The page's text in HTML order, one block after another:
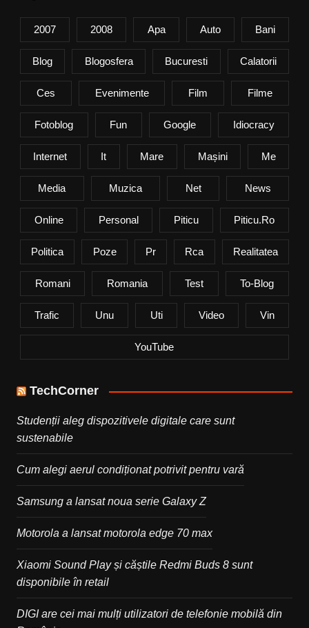
2007 2008 Apa Auto Bani
Blog Blogosfera Bucuresti Calatorii
Ces Evenimente Film Filme
Fotoblog Fun Google Idiocracy
Internet It Mare Mașini Me
Media Muzica Net News
Online Personal Piticu Piticu.ro
Politica Poze Pr Rca Realitatea
Romani Romania Test To-Blog
Trafic Unu Uti Video Vin
YouTube
TechCorner
Studenții aleg dispozitivele digitale care sunt
sustenabile
Cum alegi aerul condiționat potrivit pentru vară
Samsung a lansat noua serie Galaxy Z
Motorola a lansat motorola edge 70 max
Xiaomi Sound Play și căștile Redmi Buds 8 sunt
disponibile în retail
DIGI are cei mai mulți utilizatori de telefonie mobilă din